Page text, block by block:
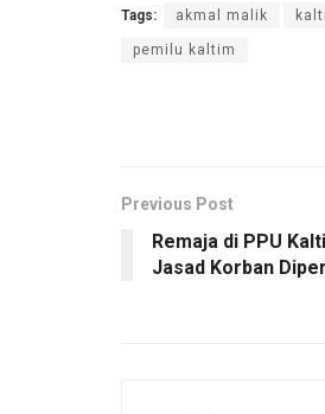
Tags: akmal malik
pemilu kaltim
Previous Post
Remaja di PPU
Jasad Korban